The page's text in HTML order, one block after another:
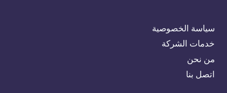
سياسة الخصوصية
خدمات الشركة
من نحن
اتصل بنا